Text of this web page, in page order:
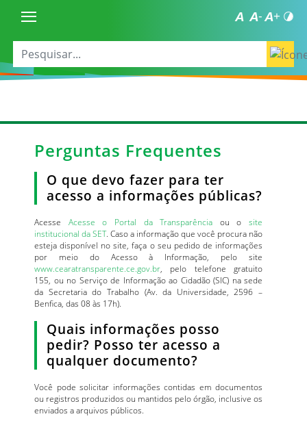
Perguntas Frequentes
O que devo fazer para ter
acesso a informações públicas?
Acesse Acesse o Portal da Transparência ou o site
institucional da SET. Caso a informação que você procura não
esteja disponível no site, faça o seu pedido de informações
por meio do Acesso à Informação, pelo site
www.cearatransparente.ce.gov.br , pelo telefone gratuito
155, ou no Serviço de Informação ao Cidadão (SIC) na sede
da Secretaria do Trabalho (Av. da Universidade, 2596 –
Benfica, das 08 às 17h).
Quais informações posso
pedir? Posso ter acesso a
qualquer documento?
Você pode solicitar informações contidas em documentos
ou registros produzidos ou mantidos pelo órgão, inclusive os
enviados a arquivos públicos.